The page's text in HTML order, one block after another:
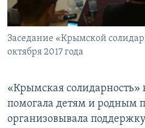
Заседание «Крымской
октября 2017 года
«Крымская солидарность»
помогала детям и родным
организовывала